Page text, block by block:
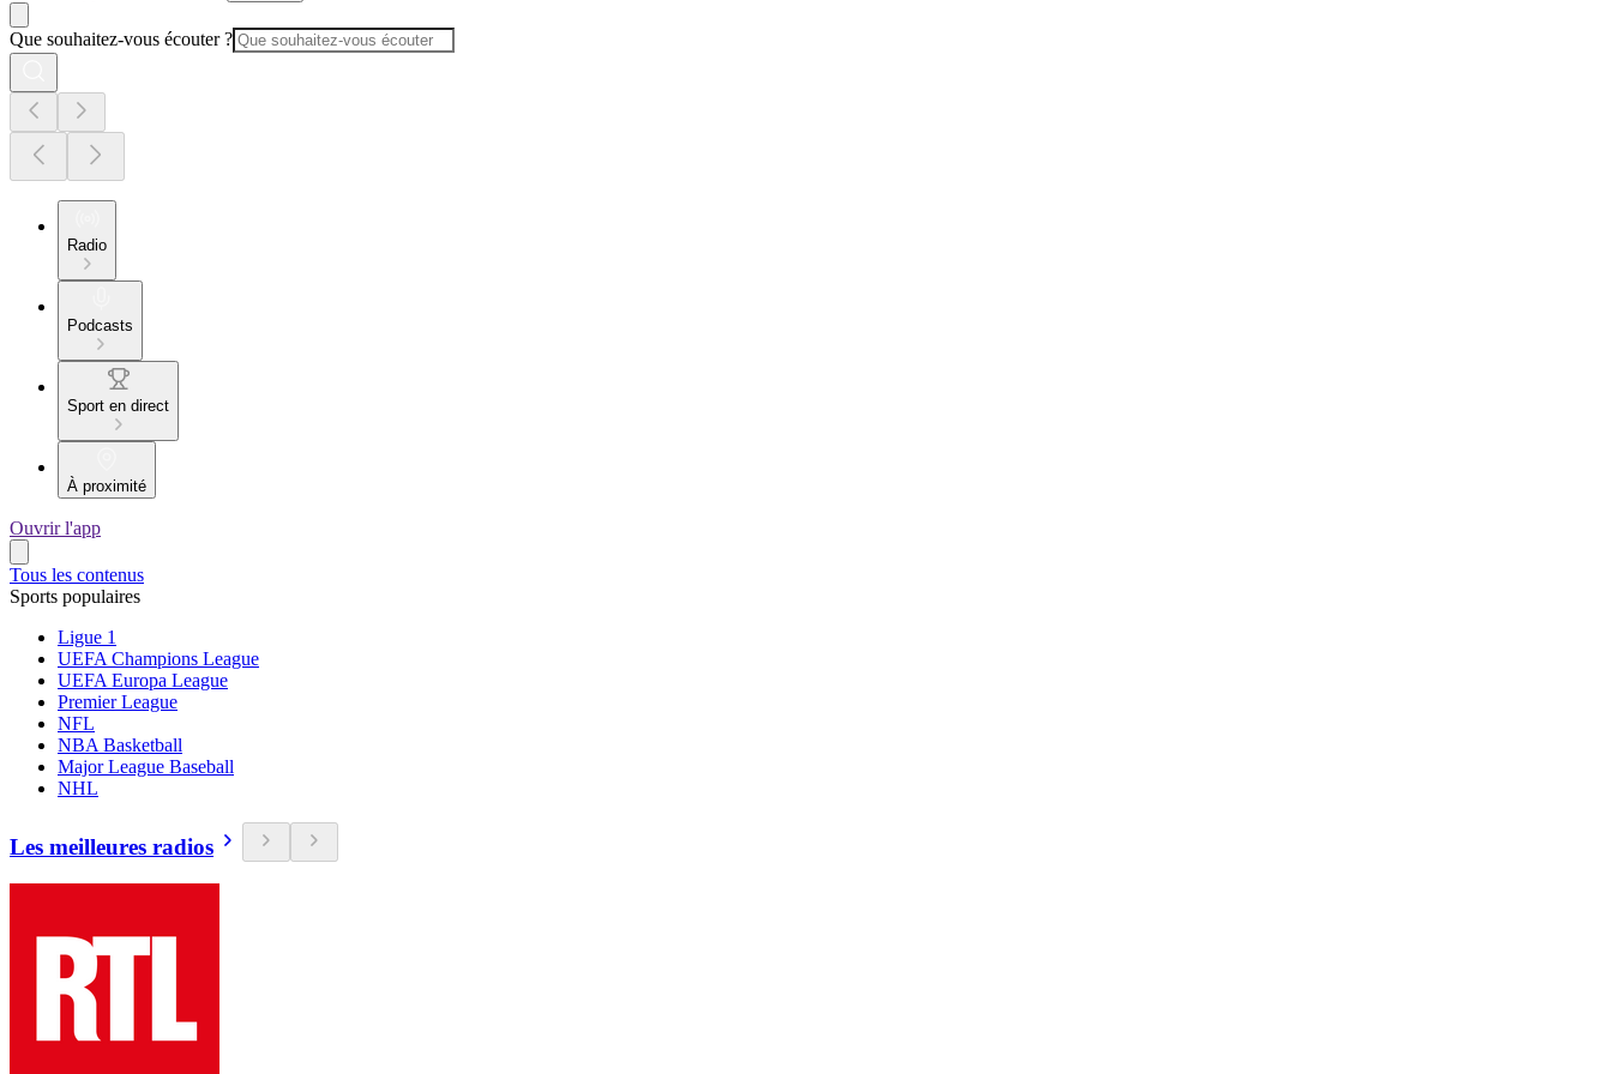
Que souhaitez-vous écouter ?
Radio
Podcasts
Sport en direct
À proximité
Ouvrir l'app
Tous les contenus
Sports populaires
Ligue 1
UEFA Champions League
UEFA Europa League
Premier League
NFL
NBA Basketball
Major League Baseball
NHL
Les meilleures radios